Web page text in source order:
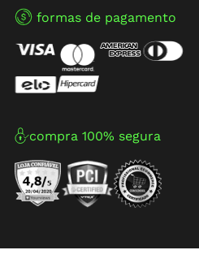
formas de pagamento
compra 100% segura